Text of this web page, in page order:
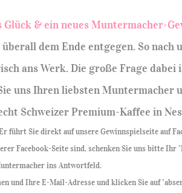
dem Ende entgegen. So
ans Werk. Die große Frage
uns Ihren liebsten Muntermacher
Schweizer Premium-Kaffee in
führt Sie direkt auf unsere Gewinnspielseite auf
Facebook-Seite sind, schenken Sie uns bitte Ihr
ins Antwortfeld.
und Ihre E-Mail-Adresse und klicken Sie auf